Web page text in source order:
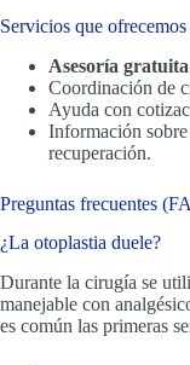
Servicios que
Asesoría gratuita
Coordinación de
Ayuda con
Información
recuperación.
Preguntas frecuentes
¿La otoplastia duele?
Durante la cirugía se
manejable con
es común las primeras